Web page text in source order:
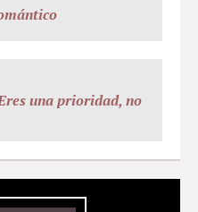
una prioridad, no